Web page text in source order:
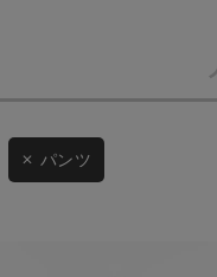
店舗
会社
パンツ